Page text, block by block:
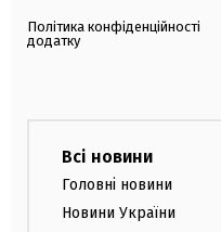
Політика конфіденційності
додатку
Всі новини
Головні новини
Новини України